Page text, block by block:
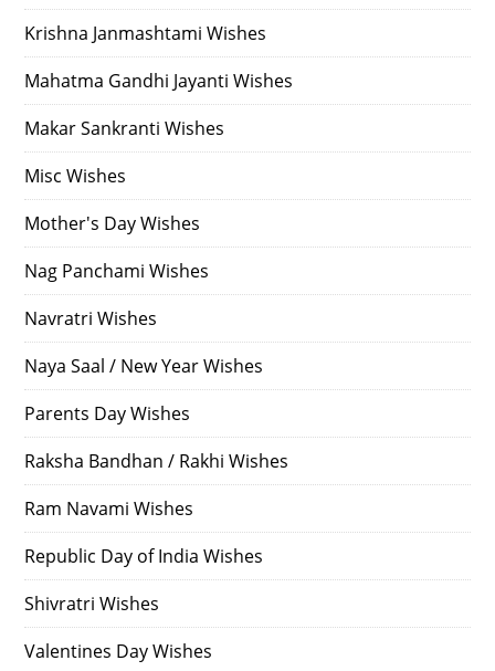
Krishna Janmashtami Wishes
Mahatma Gandhi Jayanti Wishes
Makar Sankranti Wishes
Misc Wishes
Mother's Day Wishes
Nag Panchami Wishes
Navratri Wishes
Naya Saal / New Year Wishes
Parents Day Wishes
Raksha Bandhan / Rakhi Wishes
Ram Navami Wishes
Republic Day of India Wishes
Shivratri Wishes
Valentines Day Wishes